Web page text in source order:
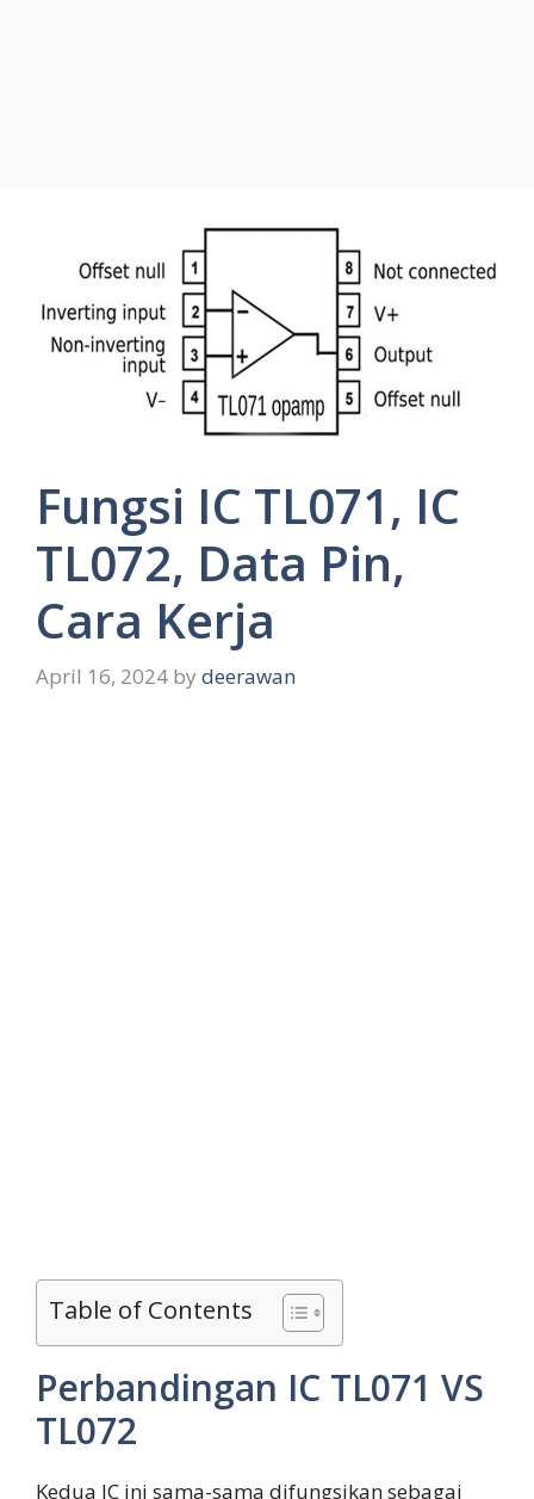
Fungsi IC TL071, IC
TL072, Data Pin,
Cara Kerja
April 16, 2024 by deerawan
Table of Contents
Perbandingan IC TL071 VS
TL072
Kedua IC ini sama-sama difungsikan sebagai